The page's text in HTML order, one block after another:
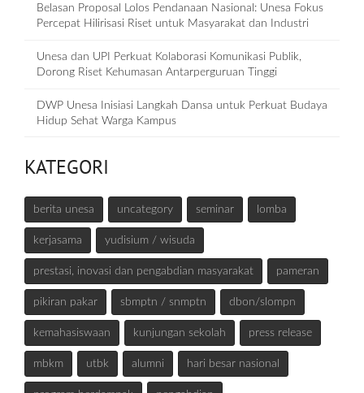
Belasan Proposal Lolos Pendanaan Nasional: Unesa Fokus
Percepat Hilirisasi Riset untuk Masyarakat dan Industri
Unesa dan UPI Perkuat Kolaborasi Komunikasi Publik,
Dorong Riset Kehumasan Antarperguruan Tinggi
DWP Unesa Inisiasi Langkah Dansa untuk Perkuat Budaya
Hidup Sehat Warga Kampus
KATEGORI
berita unesa uncategory seminar lomba
kerjasama yudisium / wisuda
prestasi, inovasi dan pengabdian masyarakat pameran
pikiran pakar sbmptn / snmptn dbon/slompn
kemahasiswaan kunjungan sekolah press release
mbkm utbk alumni hari besar nasional